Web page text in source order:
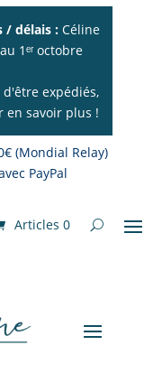
/ délais : Céline
1ᵉʳ octobre
expédiés,
en savoir plus !
(Mondial Relay)
PayPal
Articles 0